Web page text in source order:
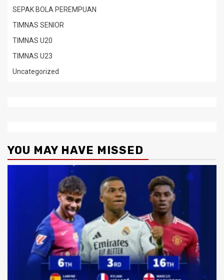
SEPAK BOLA PEREMPUAN
TIMNAS SENIOR
TIMNAS U20
TIMNAS U23
Uncategorized
YOU MAY HAVE MISSED